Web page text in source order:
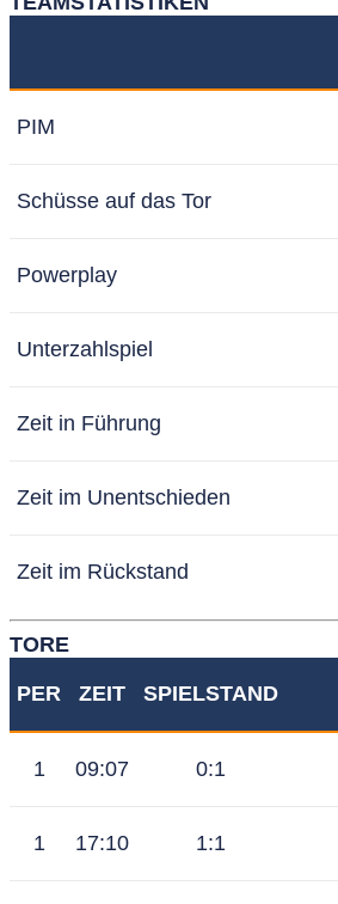
PIM
Schüsse auf das Tor
Powerplay
Unterzahlspiel
Zeit in Führung
Zeit im Unentschieden
Zeit im Rückstand
TORE
PER ZEIT SPIELSTAND
1 09:07 0:1
1 17:10 1:1